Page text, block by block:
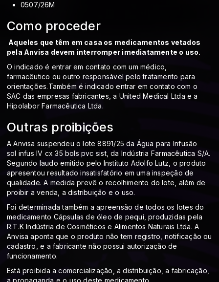
0507/26M
Como proceder
Aqueles que têm em casa os medicamentos vetados
pela Anvisa devem interromper imediatamente o uso.
O indicado é entrar em contato com um médico,
farmacêutico ou outro responsável pelo tratamento para
orientações.Também é indicado entrar em contato com o
SAC das empresas fabricantes, a United Medical Ltda e a
Hipolabor Farmacêutica Ltda.
Outras proibições
A Anvisa suspendeu o lote 8891/25 da Água para Infusão
sol infus IV cx 35 bols pvc sist, da Indústria Farmacêutica S/A.
Segundo laudo emitido pelo Instituto Adolfo Lutz, o produto
apresentou resultado insatisfatório em uma inspeção de
qualidade. A medida prevê o recolhimento do lote, além de
proibir a venda, a distribuição e o uso.
Foi determinada também a apreensão de todos os lotes do
medicamento Cápsulas de óleo de pequi, produzidas pela
R.T.K Indústria de Cosméticos e Alimentos Naturais Ltda. A
Anvisa aponta que o produto não tem registro, notificação ou
cadastro, e a fabricante não possui autorização de
funcionamento.
Está proibida a comercialização, a distribuição, a fabricação,